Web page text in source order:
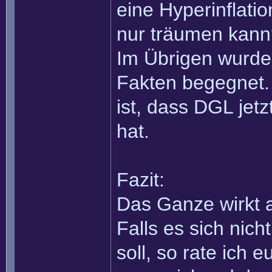
eine
nur träumen
Im Übrigen
Fakten
ist, dass DGL
hat.
Fazit:
Das Ganze wirkt
Falls es sich
soll, so rate ich